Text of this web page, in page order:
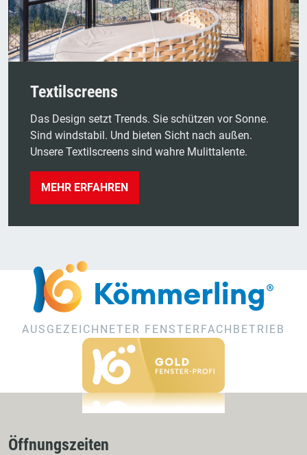
Textilscreens
Das Design setzt Trends. Sie schützen vor Sonne.
Sind windstabil. Und bieten Sicht nach außen.
Unsere Textilscreens sind wahre Mulittalente.
MEHR ERFAHREN
AUSGEZEICHNETER FENSTERFACHBETRIEB
Öffnungszeiten